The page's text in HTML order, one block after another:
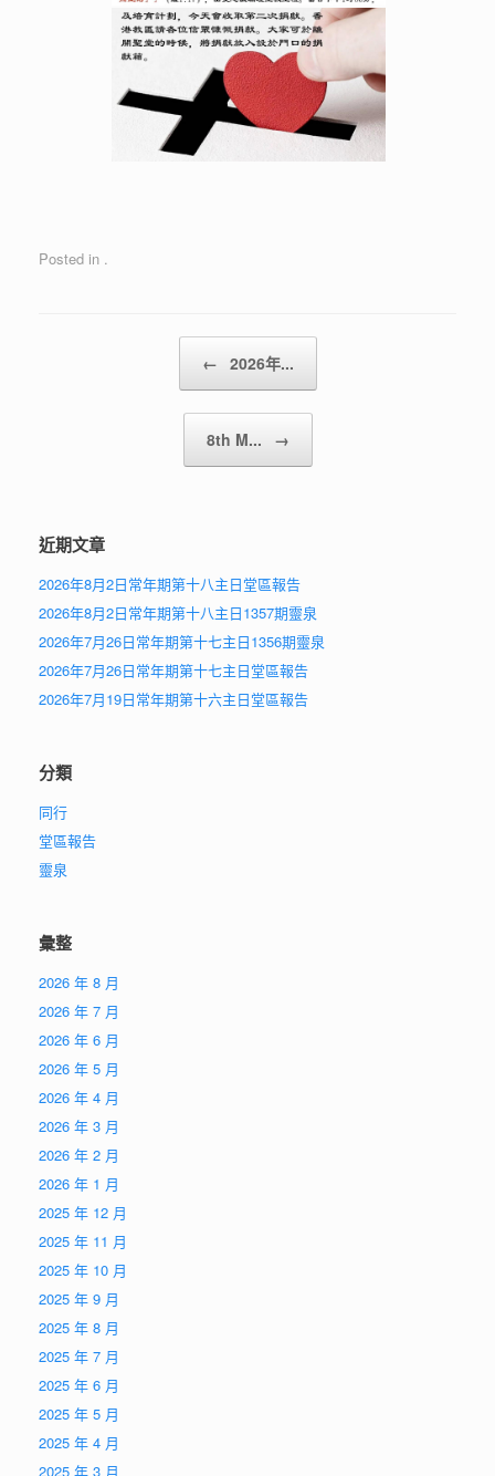
Posted in .
Post navigation
← 2026年...
8th M... →
近期文章
2026年8月2日常年期第十八主日堂區報告
2026年8月2日常年期第十八主日1357期靈泉
2026年7月26日常年期第十七主日1356期靈泉
2026年7月26日常年期第十七主日堂區報告
2026年7月19日常年期第十六主日堂區報告
分類
同行
堂區報告
靈泉
彙整
2026 年 8 月
2026 年 7 月
2026 年 6 月
2026 年 5 月
2026 年 4 月
2026 年 3 月
2026 年 2 月
2026 年 1 月
2025 年 12 月
2025 年 11 月
2025 年 10 月
2025 年 9 月
2025 年 8 月
2025 年 7 月
2025 年 6 月
2025 年 5 月
2025 年 4 月
2025 年 3 月